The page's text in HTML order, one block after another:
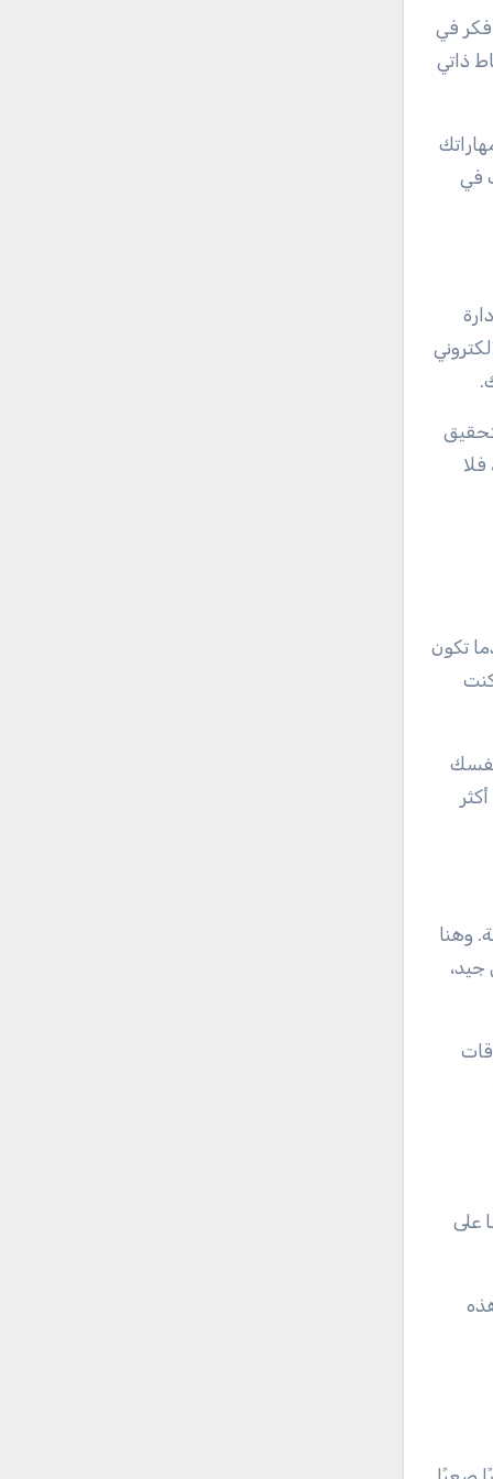
فكر في
ذاتي
في
تكون
نفسك
وهنا
جيد،
على